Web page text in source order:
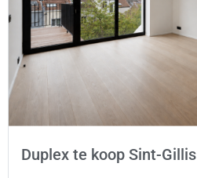
Duplex te koop Sint-Gillis